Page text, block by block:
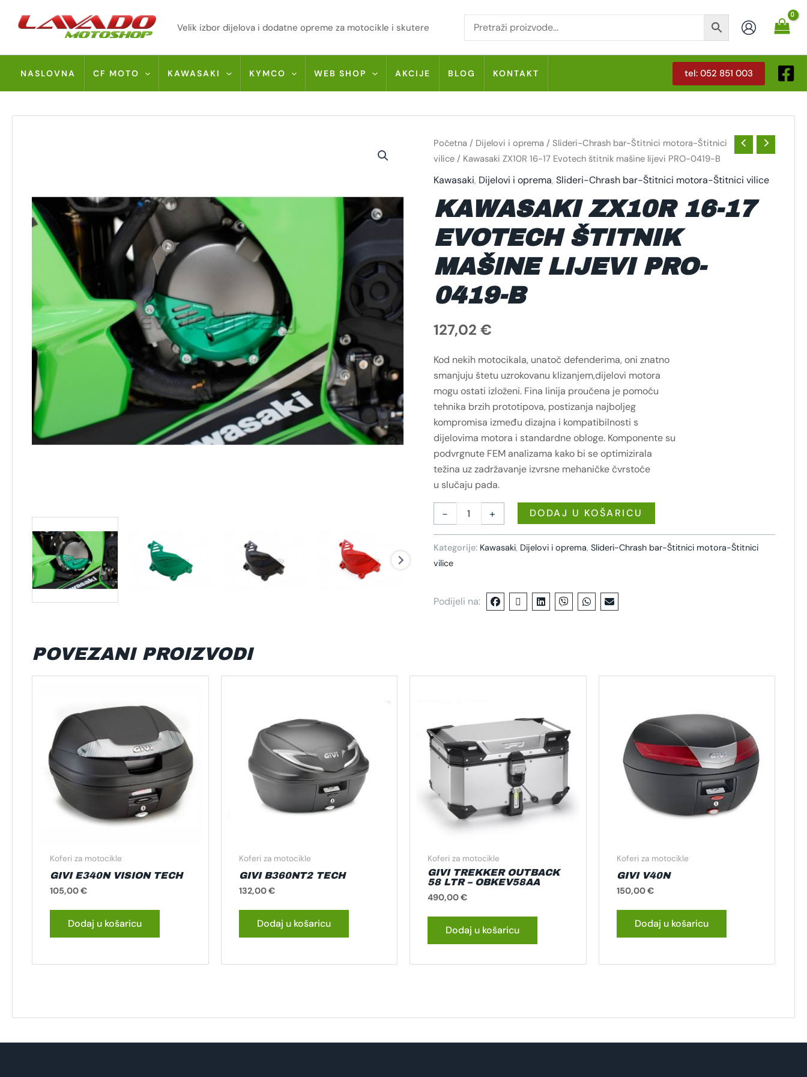
Velik izbor dijelova i dodatne opreme za motocikle i skutere
NASLOVNA CF MOTO KAWASAKI KYMCO WEB SHOP AKCIJE BLOG KONTAKT tel: 052 851 003
Početna / Dijelovi i oprema / Slideri-Chrash bar-Štitnici motora-Štitnici
vilice/ Kawasaki ZX10R 16-17 Evotech štitnik mašine lijevi PRO-0419-B
Kawasaki, Dijelovi i oprema, Slideri-Chrash bar-Štitnici motora-Štitnici vilice
KAWASAKI ZX10R 16-17
EVOTECH ŠTITNIK
MAŠINE LIJEVI PRO-
0419-B
127,02 €
Kod nekih motocikala, unatoč defenderima, oni znatno
smanjuju štetu uzrokovanu klizanjem,dijelovi motora
mogu ostati izloženi. Fina linija proučena je pomoću
tehnika brzih prototipova, postizanja najboljeg
kompromisa između dizajna i kompatibilnosti s
dijelovima motora i standardne obloge. Komponente su
podvrgnute FEM analizama kako bi se optimizirala
težina uz zadržavanje izvrsne mehaničke čvrstoće
u slučaju pada.
-
KAWASAKI
ZX10R
16-
EVOTECH
ŠTITNIK
LIJEVI
PRO-
0419-
B
KOLIČINA
+ DODAJ U KOŠARICU
Kategorije: Kawasaki, Dijelovi i oprema, Slideri-Chrash bar-Štitnici motora-Štitnici
vilice
Podijeli na:
POVEZANI PROIZVODI
Koferi za motocikle
GIVI E340N VISION TECH
105,00€
Dodaj u košaricu
Koferi za motocikle
GIVI B360NT2 TECH
132,00€
Dodaj u košaricu
Koferi za motocikle
GIVI TREKKER OUTBACK
58 LTR – OBKEV58AA
490,00€
Dodaj u košaricu
Koferi za motocikle
GIVI V40N
150,00€
Dodaj u košaricu